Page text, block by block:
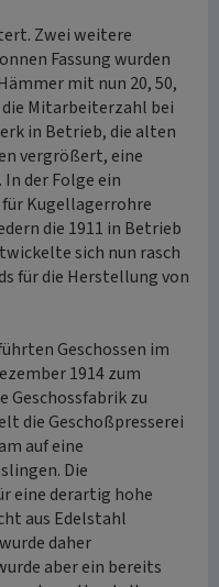
Zwei weitere
Fassung wurden
mit nun 20, 50,
Mitarbeiterzahl bei
in Betrieb, die alten
vergrößert, eine
der Folge ein
Kugellagerrohre
die 1911 in Betrieb
sich nun rasch
für die Herstellung von
Geschossen im
1914 zum
Geschossfabrik zu
die Geschoßpresserei
auf eine
Die
eine derartig hohe
aus Edelstahl
daher
aber ein bereits